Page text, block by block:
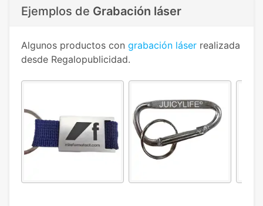
Ejemplos de Grabación láser
Algunos productos con grabación láser realizada
desde Regalopublicidad.